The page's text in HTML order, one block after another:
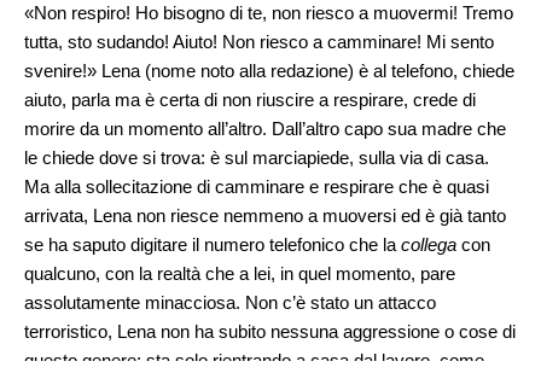
«Non respiro! Ho bisogno di te, non riesco a muovermi! Tremo
tutta, sto sudando! Aiuto! Non riesco a camminare! Mi sento
svenire!» Lena (nome noto alla redazione) è al telefono, chiede
aiuto, parla ma è certa di non riuscire a respirare, crede di
morire da un momento all’altro. Dall’altro capo sua madre che
le chiede dove si trova: è sul marciapiede, sulla via di casa.
Ma alla sollecitazione di camminare e respirare che è quasi
arrivata, Lena non riesce nemmeno a muoversi ed è già tanto
se ha saputo digitare il numero telefonico che la collega con
qualcuno, con la realtà che a lei, in quel momento, pare
assolutamente minacciosa. Non c’è stato un attacco
terroristico, Lena non ha subito nessuna aggressione o cose di
questo genere: sta solo rientrando a casa dal lavoro, come